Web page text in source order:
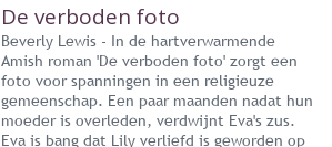
De verboden foto
Beverly Lewis - In de hartverwarmende
Amish roman 'De verboden foto' zorgt een
foto voor spanningen in een religieuze
gemeenschap. Een paar maanden nadat hun
moeder is overleden, verdwijnt Eva's zus.
Eva is bang dat Lily verliefd is geworden op